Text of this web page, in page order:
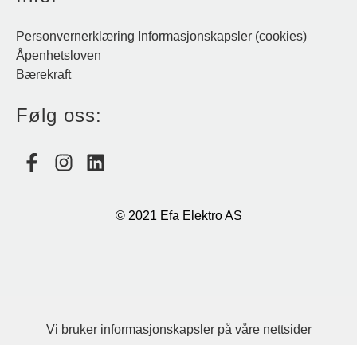
Personvernerklæring Informasjonskapsler (cookies)
Åpenhetsloven
Bærekraft
Følg oss:
© 2021 Efa Elektro AS
Vi bruker informasjonskapsler på våre nettsider